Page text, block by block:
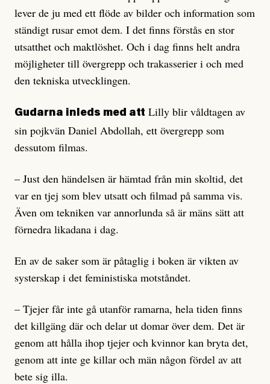
lever de ju med ett flöde av bilder och information som
ständigt rusar emot dem. I det finns förstås en stor
utsatthet och maktlöshet. Och i dag finns helt andra
möjligheter till övergrepp och trakasserier i och med
den tekniska utvecklingen.
Gudarna inleds med att Lilly blir våldtagen av
sin pojkvän Daniel Abdollah, ett övergrepp som
dessutom filmas.
– Just den händelsen är hämtad från min skoltid, det
var en tjej som blev utsatt och filmad på samma vis.
Även om tekniken var annorlunda så är mäns sätt att
förnedra likadana i dag.
En av de saker som är påtaglig i boken är vikten av
systerskap i det feministiska motståndet.
– Tjejer får inte gå utanför ramarna, hela tiden finns
det killgäng där och delar ut domar över dem. Det är
genom att hålla ihop tjejer och kvinnor kan bryta det,
genom att inte ge killar och män någon fördel av att
bete sig illa.